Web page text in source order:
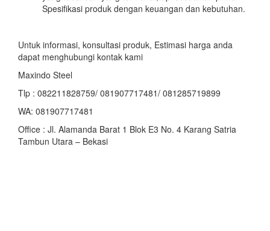
Spesifikasi produk dengan keuangan dan kebutuhan.
Untuk informasi, konsultasi produk, Estimasi harga anda
dapat menghubungi kontak kami
Maxindo Steel
Tlp : 082211828759/ 081907717481/ 081285719899
WA: 081907717481
Office : Jl. Alamanda Barat 1 Blok E3 No. 4 Karang Satria
Tambun Utara – Bekasi